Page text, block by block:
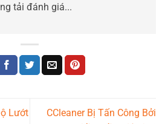
tải đánh giá...
Lướt
CCleaner Bị Tấn Công Bởi